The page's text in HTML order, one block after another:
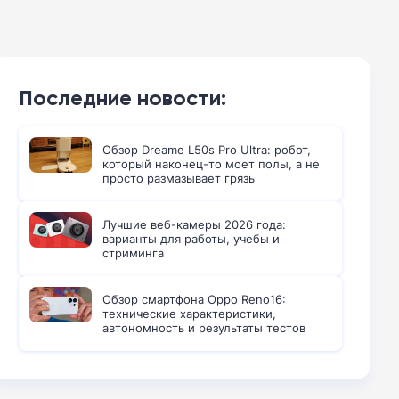
Последние новости:
Обзор Dreame L50s Pro Ultra: робот,
который наконец-то моет полы, а не
просто размазывает грязь
Лучшие веб-камеры 2026 года:
варианты для работы, учебы и
стриминга
Обзор смартфона Oppo Reno16:
технические характеристики,
автономность и результаты тестов